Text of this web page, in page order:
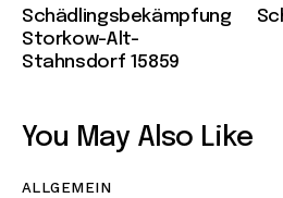
Schädlingsbekämpfung
Storkow-Alt-
Stahnsdorf 15859
You May Also Like
ALLGEMEIN